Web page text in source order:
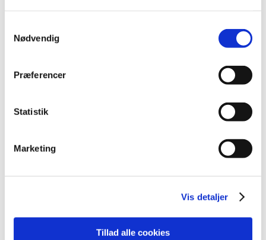
Nødvendig
Præferencer
Statistik
Marketing
Vis detaljer
Tillad alle cookies
2021 (44)
2019 (20)
2017 (48)
2013 (3)
2011 (13)
2009 (14)